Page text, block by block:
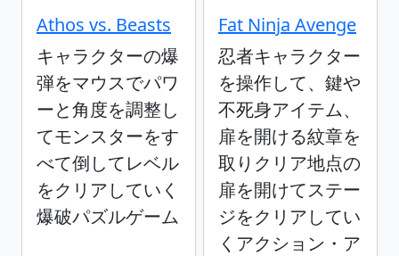
Athos vs. Beasts
キャラクターの爆
弾をマウスでパワ
ーと角度を調整し
てモンスターをす
べて倒してレベル
をクリアしていく
爆破パズルゲーム
Fat Ninja Avenge
忍者キャラクター
を操作して、鍵や
不死身アイテム、
扉を開ける紋章を
取りクリア地点の
扉を開けてステー
ジをクリアしてい
くアクション・ア